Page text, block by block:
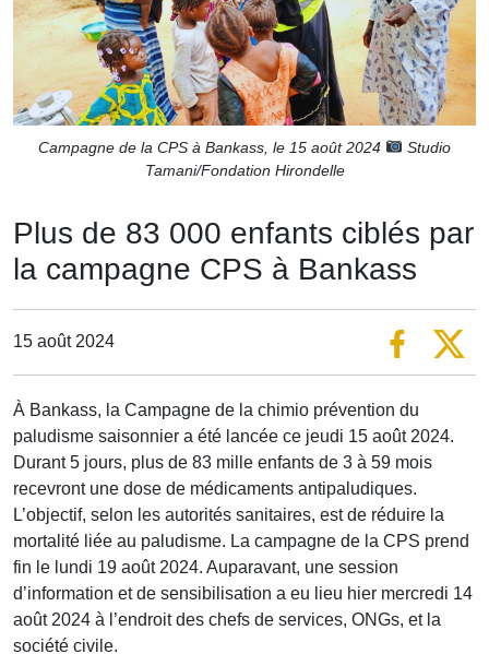
Campagne de la CPS à Bankass, le 15 août 2024
Studio
Tamani/Fondation Hirondelle
Plus de 83 000 enfants ciblés par
la campagne CPS à Bankass
15 août 2024
À Bankass, la Campagne de la chimio prévention du
paludisme saisonnier a été lancée ce jeudi 15 août 2024.
Durant 5 jours, plus de 83 mille enfants de 3 à 59 mois
recevront une dose de médicaments antipaludiques.
L’objectif, selon les autorités sanitaires, est de réduire la
mortalité liée au paludisme. La campagne de la CPS prend
fin le lundi 19 août 2024. Auparavant, une session
d’information et de sensibilisation a eu lieu hier mercredi 14
août 2024 à l’endroit des chefs de services, ONGs, et la
société civile.